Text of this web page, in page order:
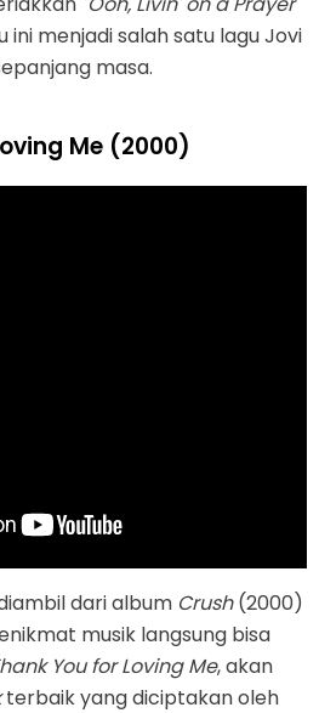
menjadi salah satu lagu Jovi
masa.
Me (2000)
dari album Crush(2000)
musik langsung bisa
You for Loving Me, akan
terbaik yang diciptakan oleh